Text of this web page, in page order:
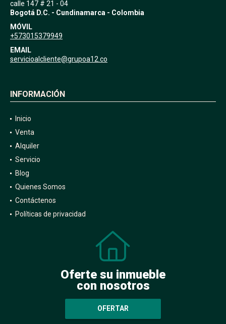
calle 147 # 21 - 04
Bogotá D.C. - Cundinamarca - Colombia
MÓVIL
+573015379949
EMAIL
servicioalcliente@grupoa12.co
INFORMACIÓN
Inicio
Venta
Alquiler
Servicio
Blog
Quienes Somos
Contáctenos
Políticas de privacidad
Oferte su inmueble
con nosotros
OFERTAR